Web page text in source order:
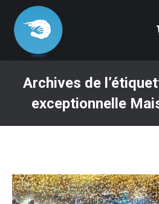
Archives de
exceptionnelle